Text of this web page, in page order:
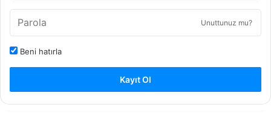
Unuttunuz mu?
Beni hatırla
Kayıt Ol